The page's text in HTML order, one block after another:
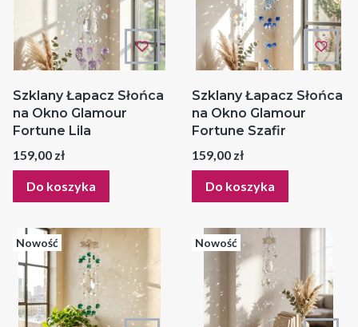
Szklany Łapacz Słońca
na Okno Glamour
Fortune Lila
Cena
159,00 zł
Do koszyka
Szklany Łapacz Słońca
na Okno Glamour
Fortune Szafir
Cena
159,00 zł
Do koszyka
Nowość Nowość